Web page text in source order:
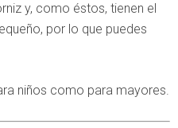
y, como éstos, tienen el
por lo que puedes
niños como para mayores.